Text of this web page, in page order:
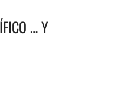
… Y